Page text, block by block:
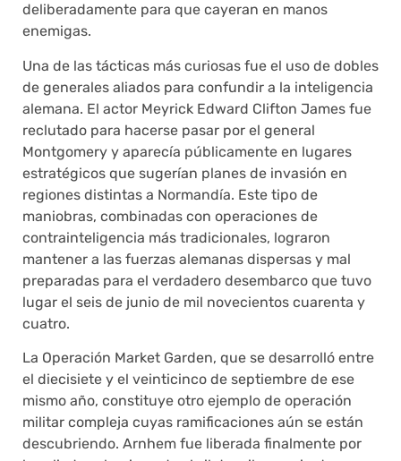
deliberadamente para que cayeran en manos
enemigas.
Una de las tácticas más curiosas fue el uso de dobles
de generales aliados para confundir a la inteligencia
alemana. El actor Meyrick Edward Clifton James fue
reclutado para hacerse pasar por el general
Montgomery y aparecía públicamente en lugares
estratégicos que sugerían planes de invasión en
regiones distintas a Normandía. Este tipo de
maniobras, combinadas con operaciones de
contrainteligencia más tradicionales, lograron
mantener a las fuerzas alemanas dispersas y mal
preparadas para el verdadero desembarco que tuvo
lugar el seis de junio de mil novecientos cuarenta y
cuatro.
La Operación Market Garden, que se desarrolló entre
el diecisiete y el veinticinco de septiembre de ese
mismo año, constituye otro ejemplo de operación
militar compleja cuyas ramificaciones aún se están
descubriendo. Arnhem fue liberada finalmente por